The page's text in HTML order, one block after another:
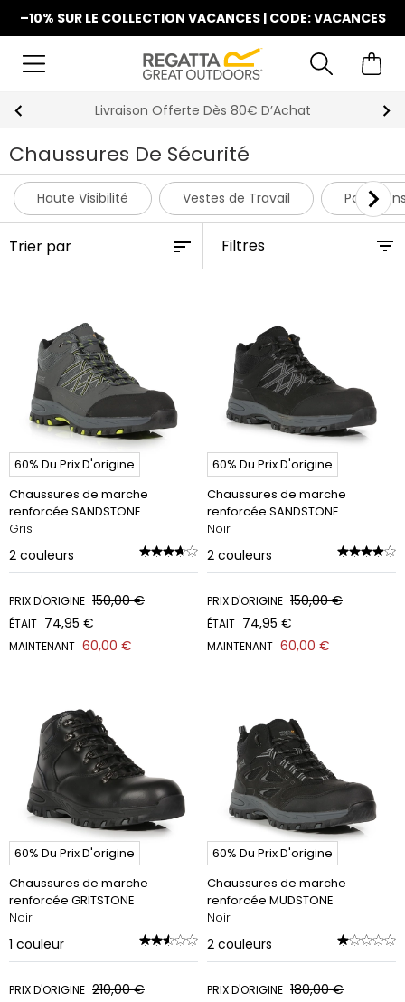
–10% SUR LE COLLECTION VACANCES | CODE: VACANCES
Livraison Offerte Dès 80€ D’Achat
Chaussures De Sécurité
Haute Visibilité Vestes de Travail
Filtres
60% Du Prix D'origine
Chaussures de marche
renforcée SANDSTONE
Gris
2 couleurs
PRIX D'ORIGINE 150,00 €
ÉTAIT 74,95 €
MAINTENANT 60,00 €
60% Du Prix D'origine
Chaussures de marche
renforcée SANDSTONE
Noir
2 couleurs
PRIX D'ORIGINE 150,00 €
ÉTAIT 74,95 €
MAINTENANT 60,00 €
60% Du Prix D'origine
Chaussures de marche
renforcée GRITSTONE
Noir
1 couleur
PRIX D'ORIGINE 210,00 €
60% Du Prix D'origine
Chaussures de marche
renforcée MUDSTONE
Noir
2 couleurs
PRIX D'ORIGINE 180,00 €